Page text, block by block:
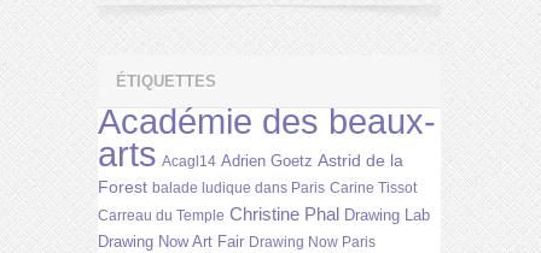
ÉTIQUETTES
Académie des beaux-
arts Acagl14 Adrien Goetz Astrid de la
Forest balade ludique dans Paris Carine Tissot
Carreau du Temple Christine Phal Drawing Lab
Drawing Now Art Fair Drawing Now Paris